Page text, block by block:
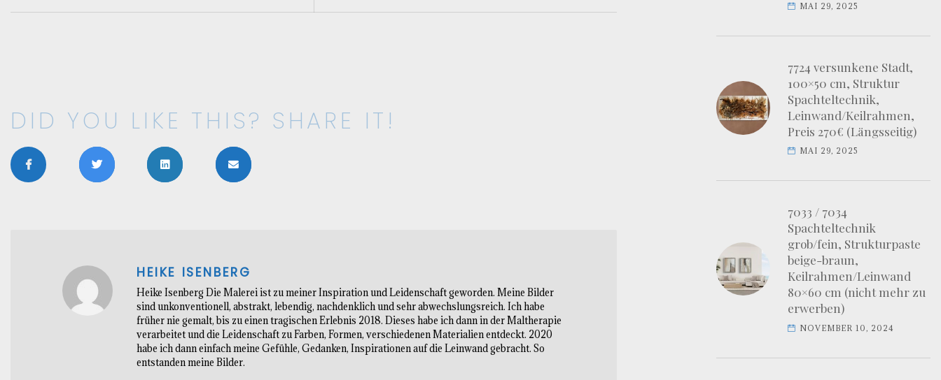
DID YOU LIKE THIS? SHARE IT!
HEIKE ISENBERG
Heike Isenberg Die Malerei ist zu meiner Inspiration und Leidenschaft geworden. Meine Bilder
sind unkonventionell, abstrakt, lebendig, nachdenklich und sehr abwechslungsreich. Ich habe
früher nie gemalt, bis zu einen tragischen Erlebnis 2018. Dieses habe ich dann in der Maltherapie
verarbeitet und die Leidenschaft zu Farben, Formen, verschiedenen Materialien entdeckt. 2020
habe ich dann einfach meine Gefühle, Gedanken, Inspirationen auf die Leinwand gebracht. So
entstanden meine Bilder.
MAI 29, 2025
7724 versunkene Stadt,
100×50 cm, Struktur
Spachteltechnik,
Leinwand/Keilrahmen,
Preis 270€ (Längsseitig)
MAI 29, 2025
7033 / 7034
Spachteltechnik
grob/fein, Strukturpaste
beige-braun,
Keilrahmen/Leinwand
80×60 cm (nicht mehr zu
erwerben)
NOVEMBER 10, 2024